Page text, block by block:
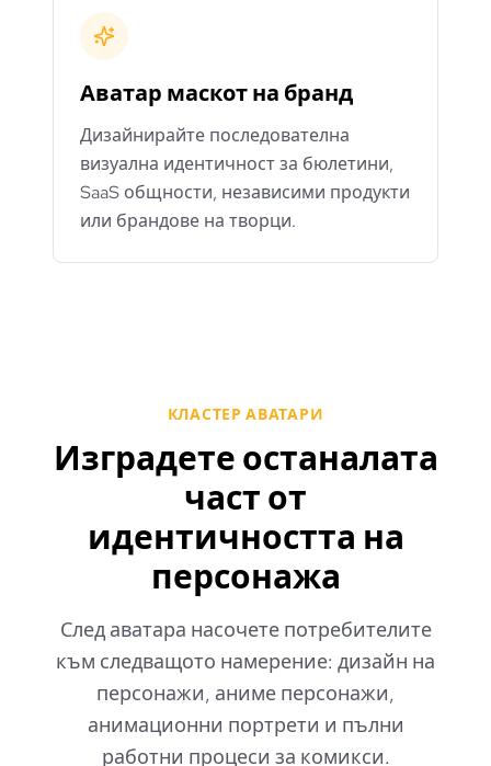
Аватар маскот на бранд
Дизайнирайте последователна
визуална идентичност за бюлетини,
SaaS общности, независими продукти
или брандове на творци.
КЛАСТЕР АВАТАРИ
Изградете останалата
част от
идентичността на
персонажа
След аватара насочете потребителите
към следващото намерение: дизайн на
персонажи, аниме персонажи,
анимационни портрети и пълни
работни процеси за комикси.